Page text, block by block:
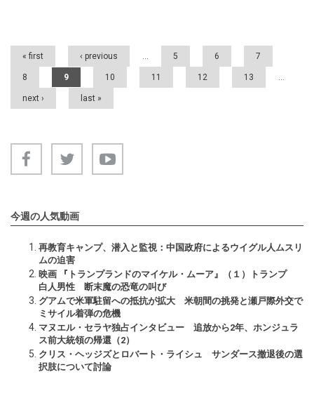
Pages
« first ‹ previous … 5 6 7
8 9 10 11 12 13 …
next › last »
今週の人気動画
再教育キャンプ、潜入と監視：中国政府によるウイグル人ムスリ
ムの迫害
映画 『トランプランドのマイケル・ムーア』（１）トランプ
白人男性 断末魔の恐竜の叫び
グアムで米軍駐留への抵抗が拡大 米朝間の挑発と瀬戸際外交で
ミサイル着弾の危機
マヌエル・セラヤ独占インタビュー 追放から2年、ホンジュラ
ス前大統領の帰還（2）
クリス・ヘッジズとロバート・ライシュ サンダース撤退後の選
択肢について討論